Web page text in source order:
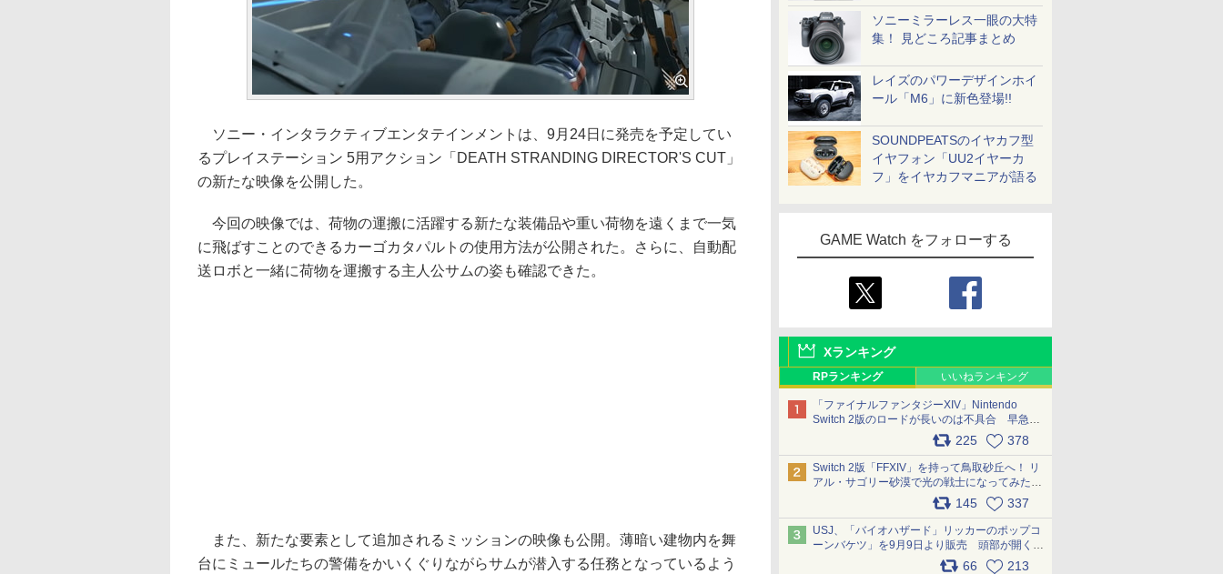
ソニーミラーレス一眼の大特
集！ 見どころ記事まとめ
レイズのパワーデザインホイ
ール「M6」に新色登場!!
SOUNDPEATSのイヤカフ型
イヤフォン「UU2イヤーカ
フ」をイヤカフマニアが語る
GAME Watch をフォローする
Xランキング
RPランキング いいねランキング
「ファイナルファンタジーXIV」Nintendo
Switch 2版のロードが長いのは不具合 早急に
アップデートできるよう対応中225 378
Switch 2版「FFXIV」を持って鳥取砂丘へ！ リ
アル・サゴリー砂漠で光の戦士になってみた
145 337
USJ、「バイオハザード」リッカーのポップコ
ーンバケツ」を9月9日より販売 頭部が開く仕
組み。味は恐怖を堪のう「味噌フレーバー」
66 213
ソニー・インタラクティブエンタテインメントは、9月24日に発売を予定してい
るプレイステーション 5用アクション「DEATH STRANDING DIRECTOR'S CUT」
の新たな映像を公開した。
今回の映像では、荷物の運搬に活躍する新たな装備品や重い荷物を遠くまで一気
に飛ばすことのできるカーゴカタパルトの使用方法が公開された。さらに、自動配
送ロボと一緒に荷物を運搬する主人公サムの姿も確認できた。
また、新たな要素として追加されるミッションの映像も公開。薄暗い建物内を舞
台にミュールたちの警備をかいくぐりながらサムが潜入する任務となっているよう